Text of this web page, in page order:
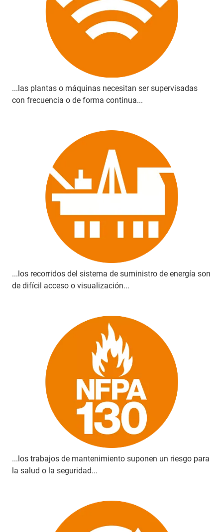
...las plantas o máquinas necesitan ser supervisadas
con frecuencia o de forma continua...
...los recorridos del sistema de suministro de energía son
de difícil acceso o visualización...
...los trabajos de mantenimiento suponen un riesgo para
la salud o la seguridad...